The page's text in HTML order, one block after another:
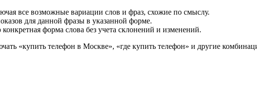
все возможные вариации слов и фраз, схожие по смыслу.
для данной фразы в указанной форме.
форма слова без учета склонений и изменений.
«купить телефон в Москве», «где купить телефон» и другие